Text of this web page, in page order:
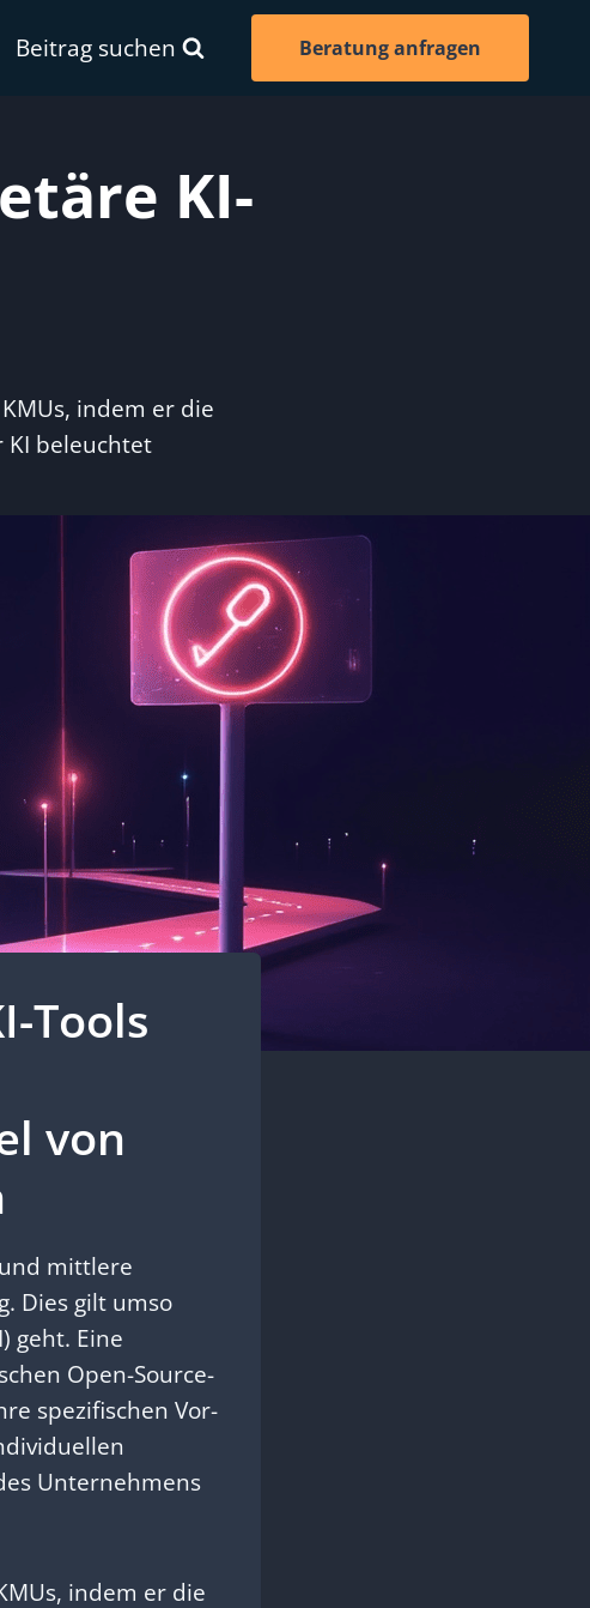
Beitrag suchen Beratung anfragen
KI-
indem er die
KI beleuchtet
Tools
von
mittlere
Dies gilt umso
geht. Eine
Open-Source-
spezifischen Vor-
Unternehmens
indem er die